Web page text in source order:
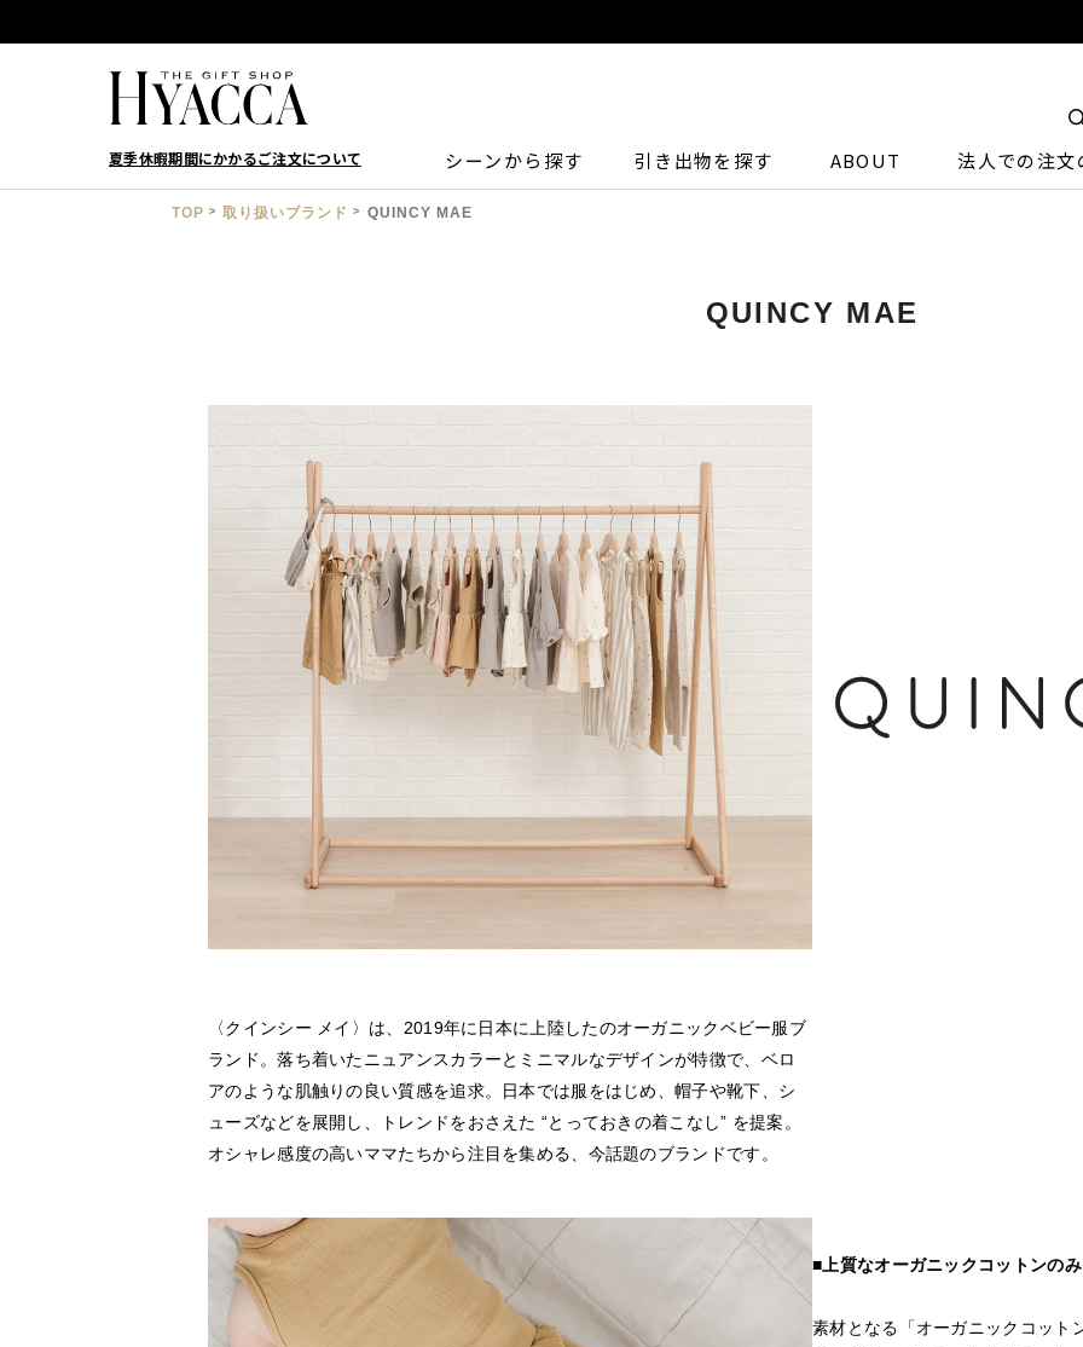
シーンから探す 引き出物を探す ABOUT 法人での注文
TOP 取り扱いブランド QUINCY MAE
QUINCY MAE
〈クインシー メイ〉は、2019年に日本に上陸したのオーガニックベビー服ブ
ランド。落ち着いたニュアンスカラーとミニマルなデザインが特徴で、ベロ
アのような肌触りの良い質感を追求。日本では服をはじめ、帽子や靴下、シ
ューズなどを展開し、トレンドをおさえた “とっておきの着こなし” を提案。
オシャレ感度の高いママたちから注目を集める、今話題のブランドです。
■上質なオーガニックコットンの
素材となる「オーガニックコット
夏季休暇期間にかかるご注文について